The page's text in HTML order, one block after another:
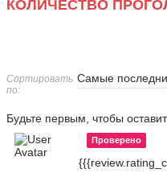
КОЛИЧЕСТВО
Сортировать
по:
Будьте первым, чтобы
Проверено